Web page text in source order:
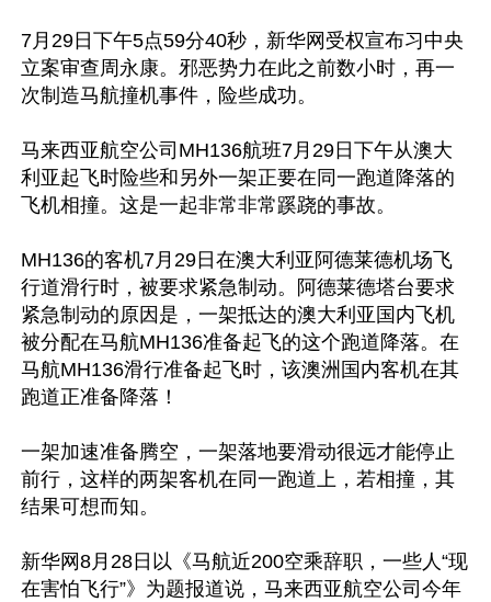
7月29日下午5点59分40秒，新华网受权宣布习中央
立案审查周永康。邪恶势力在此之前数小时，再一
次制造马航撞机事件，险些成功。
马来西亚航空公司MH136航班7月29日下午从澳大
利亚起飞时险些和另外一架正要在同一跑道降落的
飞机相撞。这是一起非常非常蹊跷的事故。
MH136的客机7月29日在澳大利亚阿德莱德机场飞
行道滑行时，被要求紧急制动。阿德莱德塔台要求
紧急制动的原因是，一架抵达的澳大利亚国内飞机
被分配在马航MH136准备起飞的这个跑道降落。在
马航MH136滑行准备起飞时，该澳洲国内客机在其
跑道正准备降落！
一架加速准备腾空，一架落地要滑动很远才能停止
前行，这样的两架客机在同一跑道上，若相撞，其
结果可想而知。
新华网8月28日以《马航近200空乘辞职，一些人“现
在害怕飞行”》为题报道说，马来西亚航空公司今年